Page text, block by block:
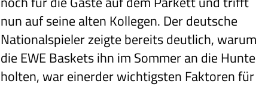
nun auf seine alten Kollegen. Der deutsche
Nationalspieler zeigte bereits deutlich, warum
die EWE Baskets ihn im Sommer an die Hunte
holten, war einerder wichtigsten Faktoren für